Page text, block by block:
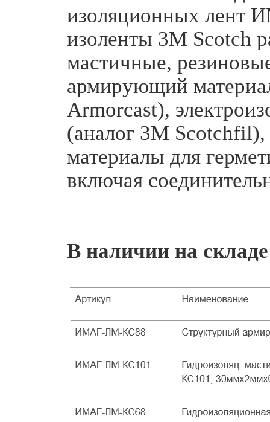
изоляционных лент
изоленты 3M Scotch
мастичные,
армирующий
Armorcast),
(аналог 3M Scotchfil),
материалы для
включая
В наличии на